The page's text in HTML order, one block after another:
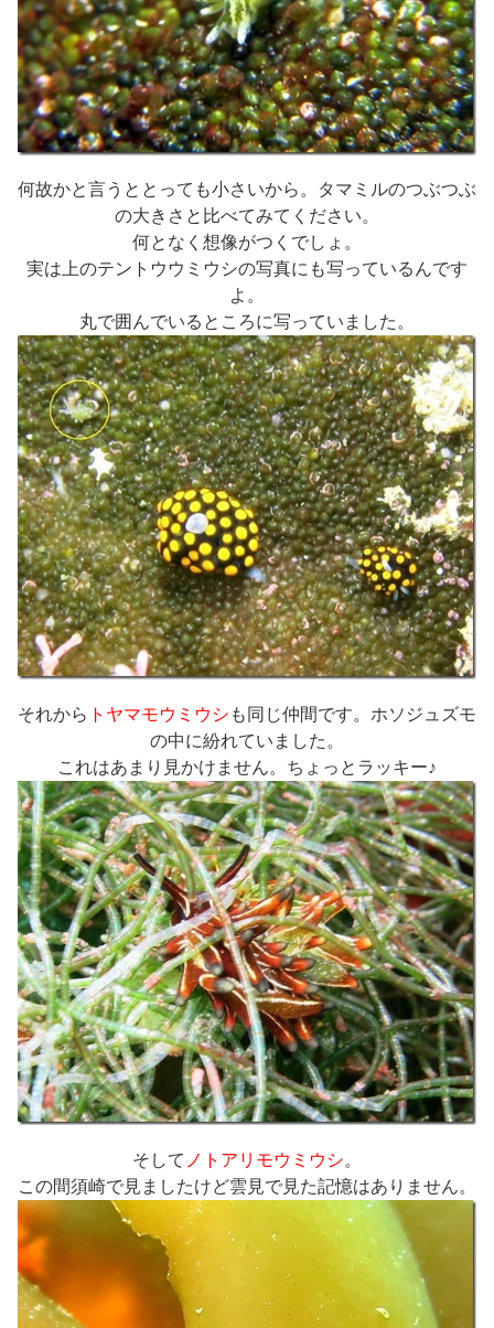
何故かと言うととっても小さいから。タマミルのつぶつぶ
の大きさと比べてみてください。
何となく想像がつくでしょ。
実は上のテントウウミウシの写真にも写っているんです
よ。
丸で囲んでいるところに写っていました。
それから トヤマモウミウシ も同じ仲間です。ホソジュズモ
の中に紛れていました。
これはあまり見かけません。ちょっとラッキー♪
そして ノトアリモウミウシ。
この間須崎で見ましたけど雲見で見た記憶はありません。